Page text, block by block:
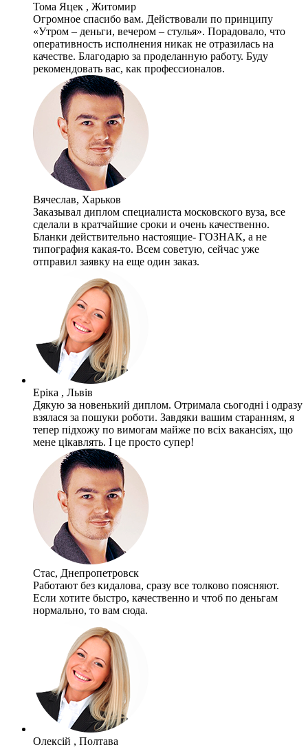
Тома Яцек , Житомир
Огромное спасибо вам. Действовали по принципу
«Утром – деньги, вечером – стулья». Порадовало, что
оперативность исполнения никак не отразилась на
качестве. Благодарю за проделанную работу. Буду
рекомендовать вас, как профессионалов.
Вячеслав, Харьков
Заказывал диплом специалиста московского вуза, все
сделали в кратчайшие сроки и очень качественно.
Бланки действительно настоящие- ГОЗНАК, а не
типография какая-то. Всем советую, сейчас уже
отправил заявку на еще один заказ.
Еріка , Львів
Дякую за новенький диплом. Отримала сьогодні і одразу
взялася за пошуки роботи. Завдяки вашим старанням, я
тепер підхожу по вимогам майже по всіх вакансіях, що
мене цікавлять. І це просто супер!
Стас, Днепропетровск
Работают без кидалова, сразу все толково поясняют.
Если хотите быстро, качественно и чтоб по деньгам
нормально, то вам сюда.
Олексій , Полтава